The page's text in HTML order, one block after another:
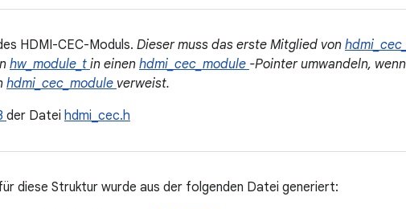
HDMI-CEC-Moduls. Dieser muss das erste Mitglied von
hw_module_t in einen hdmi_cec_module -Pointer umwandeln,
hdmi_cec_module verweist.
der Datei hdmi_cec.h
diese Struktur wurde aus der folgenden Datei generiert: